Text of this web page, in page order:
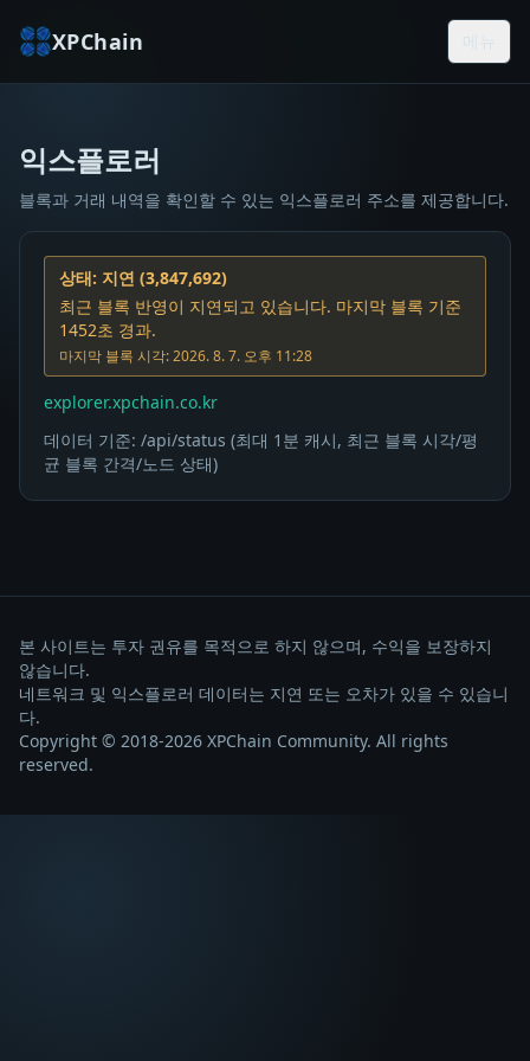
XPChain
익스플로러
익스플로러
블록과 거래 내역을 확인할 수 있는 익스플로러 주소를 제공합니다.
상태: 지연 (3,847,692)
최근 블록 반영이 지연되고 있습니다. 마지막 블록 기준
1452초 경과.
마지막 블록 시각:2026. 8. 7. 오후 11:28
explorer.xpchain.co.kr
데이터 기준: /api/status (최대 1분 캐시, 최근 블록 시각/평
균 블록 간격/노드 상태)
본 사이트는 투자 권유를 목적으로 하지 않으며, 수익을 보장하지
않습니다.
네트워크 및 익스플로러 데이터는 지연 또는 오차가 있을 수 있습니
다.
Copyright © 2018-2026 XPChain Community. All rights
reserved.